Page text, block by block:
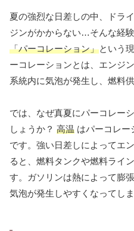
夏の強烈な日差しの中、ドラ
ジンがかからない…そんな経
「パーコレーション」という
ーコレーションとは、エンジ
系統内に気泡が発生し、燃料
では、なぜ真夏にパーコレー
しょうか？ 高温 はパーコレー
です。強い日差しによってエ
ると、燃料タンクや燃料ライ
す。ガソリンは熱によって膨張
気泡が発生しやすくなってしま